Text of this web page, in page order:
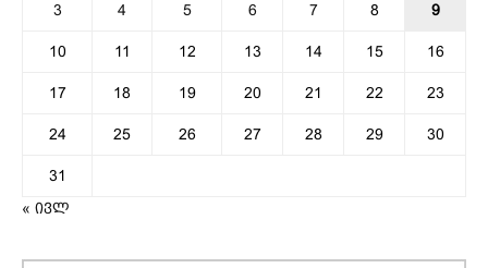
3 4 5 6 7 8 9
10 11 12 13 14 15 16
17 18 19 20 21 22 23
24 25 26 27 28 29 30
31
« ივლ